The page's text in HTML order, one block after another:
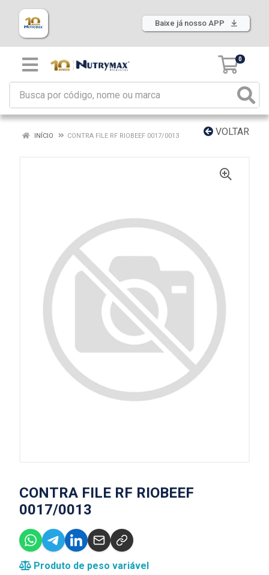
Baixe já nosso APP
0
VOLTAR
INÍCIO CONTRA FILE RF RIOBEEF 0017/0013
CONTRA FILE RF RIOBEEF
0017/0013
Produto de peso variável